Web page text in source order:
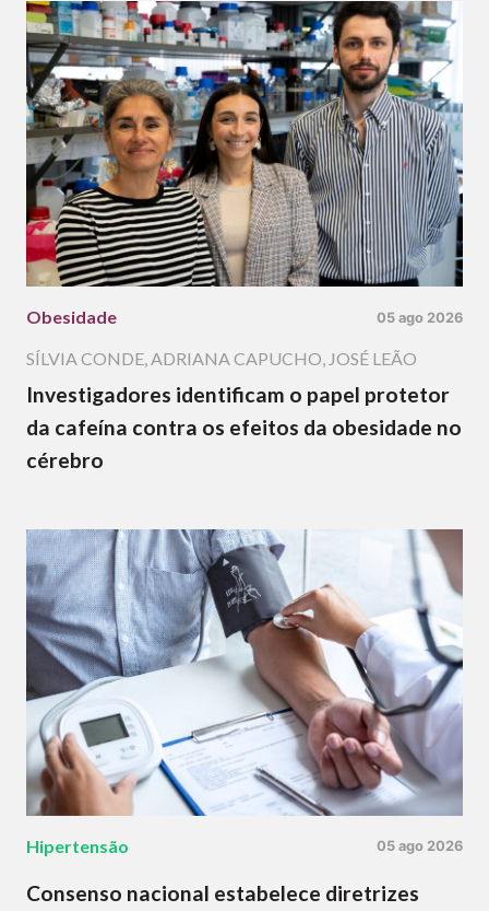
Obesidade 05 ago 2026
SÍLVIA CONDE,ADRIANA CAPUCHO, JOSÉ LEÃO
Investigadores identificam o papel protetor
da cafeína contra os efeitos da obesidade no
cérebro
Hipertensão 05 ago 2026
Consenso nacional estabelece diretrizes